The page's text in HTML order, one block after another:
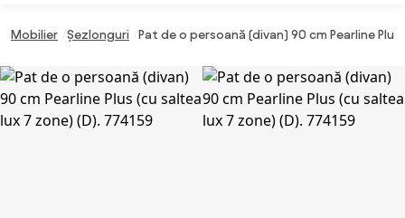
Mobilier Șezlonguri Pat de o persoană (divan) 90 cm Pearline